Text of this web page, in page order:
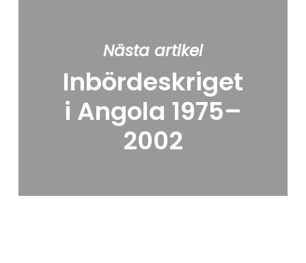
Nästa artikel
Inbördeskriget
i Angola 1975–
2002